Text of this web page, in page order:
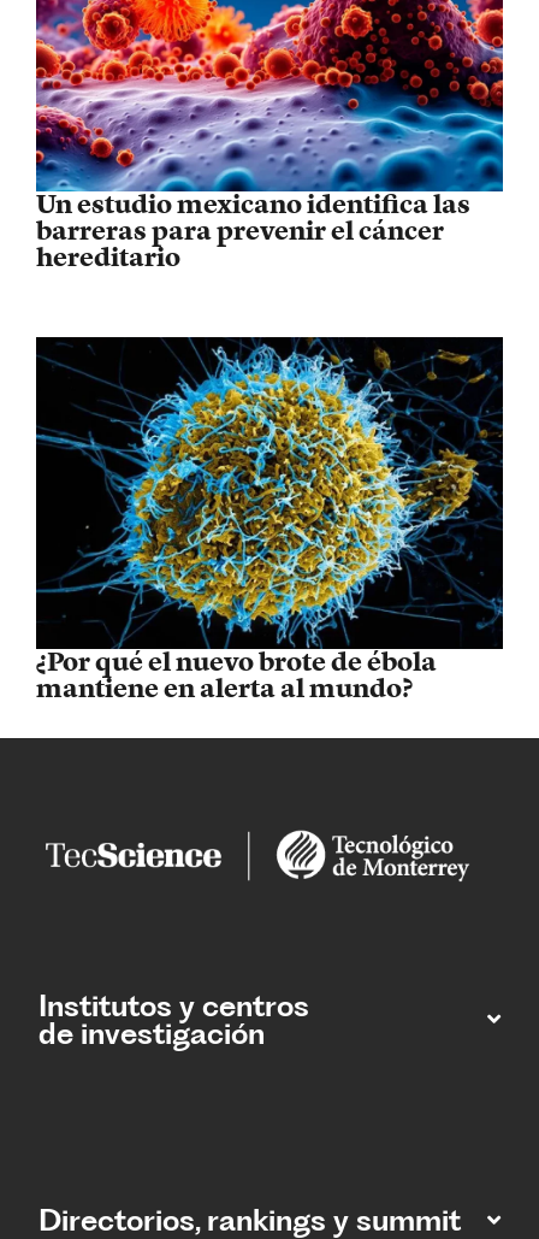
Un estudio mexicano identifica las
barreras para prevenir el cáncer
hereditario
¿Por qué el nuevo brote de ébola
mantiene en alerta al mundo?
Institutos y centros
de investigación
Directorios, rankings y summit